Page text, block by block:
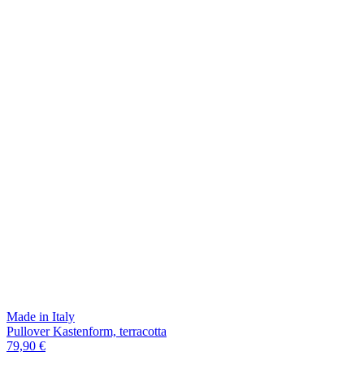
Made in Italy
Pullover Kastenform, terracotta
79,90 €